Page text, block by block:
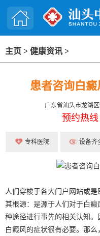
主页 > 健康资讯 >
患者咨询白
广东省汕头市龙湖
预约热线
专科医院 设备齐
人们穿梭于各大门户网站或
其根源：是源于人们对于白
种途径进行事先的相关认知
白癜风的症状很有必要。那么